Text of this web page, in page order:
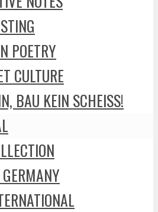
POETRY
CULTURE
BAU KEIN SCHEISS!